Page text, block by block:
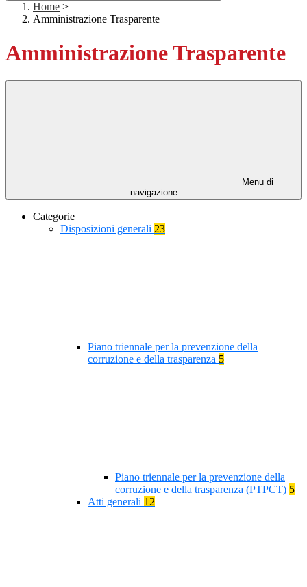
Home >
Amministrazione Trasparente
Amministrazione Trasparente
Menu di
navigazione
Categorie
Disposizioni generali 23
Piano triennale per la prevenzione della
corruzione e della trasparenza 5
Piano triennale per la prevenzione della
corruzione e della trasparenza (PTPCT) 5
Atti generali 12